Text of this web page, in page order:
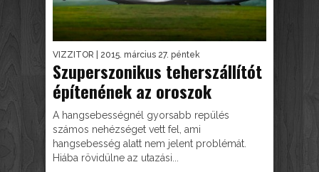
VIZZITOR | 2015. március 27. péntek
Szuperszonikus teherszállítót
építenének az oroszok
A hangsebességnél gyorsabb repülés
számos nehézséget vett fel, ami
hangsebesség alatt nem jelent problémát.
Hiába rövidülne az utazási...